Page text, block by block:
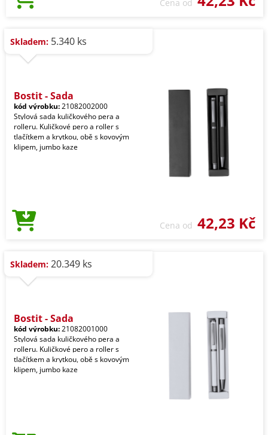
Cena od
Skladem: 5.340 ks
Bostit - Sada
kód výrobku:21082002000
Stylová sada kuličkového pera a
rolleru. Kuličkové pero a roller s
tlačítkem a krytkou, obě s kovovým
klipem, jumbo kaze
Cena od 42,23 Kč
Skladem: 20.349 ks
Bostit - Sada
kód výrobku:21082001000
Stylová sada kuličkového pera a
rolleru. Kuličkové pero a roller s
tlačítkem a krytkou, obě s kovovým
klipem, jumbo kaze